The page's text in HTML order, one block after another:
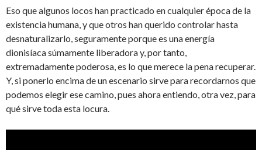
Eso que algunos locos han practicado en cualquier época de la
existencia humana, y que otros han querido controlar hasta
desnaturalizarlo, seguramente porque es una energía
dionisíaca súmamente liberadora y, por tanto,
extremadamente poderosa, es lo que merece la pena recuperar.
Y, si ponerlo encima de un escenario sirve para recordarnos que
podemos elegir ese camino, pues ahora entiendo, otra vez, para
qué sirve toda esta locura.